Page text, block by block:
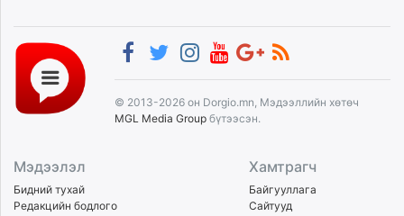
© 2013-2026 он Dorgio.mn, Мэдээллийн хөтөч
MGL Media Group бүтээсэн.
Мэдээлэл
Бидний тухай
Редакцийн бодлого
Хамтрагч
Байгууллага
Сайтууд